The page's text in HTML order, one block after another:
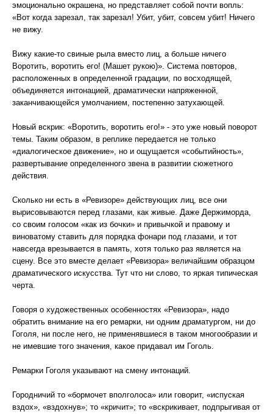
эмоционально окрашена, но представляет собой почти вопль:
«Вот когда зарезал, так зарезал! Убит, убит, совсем убит! Ничего
не вижу.
Вижу какие-то свиные рыла вместо лиц, а больше ничего
Воротить, воротить его! (Машет рукою)». Система повторов,
расположенных в определенной градации, по восходящей,
объединяется интонацией, драматически напряженной,
заканчивающейся умолчанием, постепенно затухающей.
Новый вскрик: «Воротить, воротить его!» - это уже новый поворот
темы. Таким образом, в реплике передается не только
«диалогическое движение», но и ощущается «событийность»,
развертывание определенного звена в развитии сюжетного
действия.
Сколько ни есть в «Ревизоре» действующих лиц, все они
вырисовываются перед глазами, как живые. Даже Держиморда,
со своим голосом «как из бочки» и привычкой и правому и
виноватому ставить для порядка фонари под глазами, и тот
навсегда врезывается в память, хотя только раз является на
сцену. Все это вместе делает «Ревизора» величайшим образцом
драматического искусства. Тут что ни слово, то яркая типическая
черта.
Говоря о художественных особенностях «Ревизора», надо
обратить внимание на его ремарки, ни одним драматургом, ни до
Гоголя, ни после него, не применявшиеся в таком многообразии и
не имевшие того значения, какое придавал им Гоголь.
Ремарки Гоголя указывают на смену интонаций.
Городничий то «бормочет вполголоса» или говорит, «испуская
вздох», «вздохнув»; то «кричит»; то «вскрикивает, подпрыгивая от